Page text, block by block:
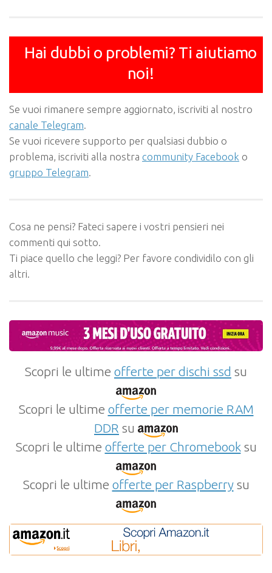
Hai dubbi o problemi? Ti aiutiamo
noi!
Se vuoi rimanere sempre aggiornato, iscriviti al nostro
canale Telegram
Se vuoi ricevere supporto per qualsiasi dubbio o
problema, iscriviti alla nostra community Facebook o
gruppo Telegram
Cosa ne pensi? Fateci sapere i vostri pensieri nei
commenti qui sotto.
Ti piace quello che leggi? Per favore condividilo con gli
altri.
Scopri le ultime offerte per dischi ssd su
Scopri le ultime offerte per memorie RAM
DDR su
Scopri le ultime offerte per Chromebooksu
Scopri le ultime offerte per Raspberrysu